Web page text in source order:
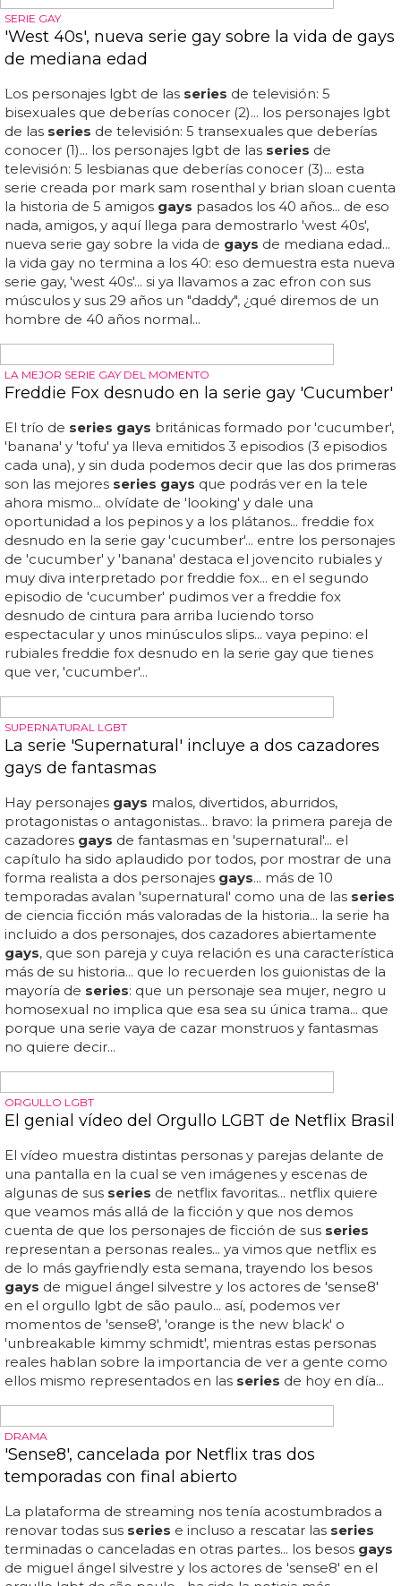
¡ÑAM!
Travis Smith, desnudo en las 'Towel Series' de
Mario Testino
El supermodelo americano ha sido el último hombre en
salir en la 'towelseries' del instagram de mario testino...
han sido muchos ya los que han posado para el fotógrafo,
y en la siguiente galería recopilamos los mejores
hombres desnudos de la 'towel series ' de mario testino:
desde cristiano ronaldo desnudo a marlon teixeira o david
gandy desnudo... travis smith posa sin ropa para mario
testino: ¿has visto todos los famosos desnudos de su
'towelseries
'?... ¿prefieres a travis smith o con cuál te
quedas?... travis smith, desnudo en las 'towelseries ' de
mario testino... número 53: travis smith desnudo... con su
pelo largo e igual que todos sus antecesores, travis smith
ha tenido que posar desnudo tapándose lo justo
únicamente con...
SERIE GAY
'West 40s', nueva serie gay sobre la vida de gays
de mediana edad
Los personajes lgbt de las seriesde televisión: 5
bisexuales que deberías conocer (2)... los personajes lgbt
de lasseriesde televisión: 5 transexuales que deberías
conocer (1)... los personajes lgbt de las seriesde
televisión: 5 lesbianas que deberías conocer (3)... esta
serie creada por mark sam rosenthal y brian sloan cuenta
la historia de 5 amigos
nueva serie gay sobre la vida degaysde mediana edad...
la vida gay no termina a los 40: eso demuestra esta nueva
serie gay, 'west 40s'... si ya llavamos a zac efron con sus
músculos y sus 29 años un "daddy", ¿qué diremos de un
hombre de 40 años normal...
LA MEJOR SERIE GAY DEL MOMENTO
Freddie Fox desnudo en la serie gay 'Cucumber'
El trío deseries gaysbritánicas formado por 'cucumber',
'banana' y 'tofu' ya lleva emitidos 3 episodios (3 episodios
cada una), y sin duda podemos decir que las dos primeras
son las mejoresseries gaysque podrás ver en la tele
ahora mismo... olvídate de 'looking' y dale una